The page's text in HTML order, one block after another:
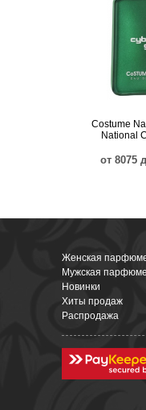
Costume
National
от 8075
Женская
Мужская
Новинки
Хиты продаж
Распродажа